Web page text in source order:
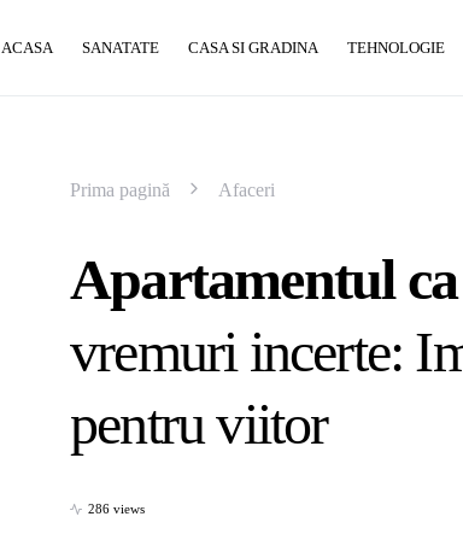
ACASA SANATATE CASA SI GRADINA TEHNOLOGIE
Prima pagină Afaceri
Apartamentul
vremuri incerte:
pentru viitor
286 views